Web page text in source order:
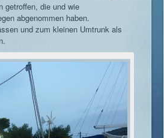
getroffen, die und wie
abgenommen haben.
und zum kleinen Umtrunk als